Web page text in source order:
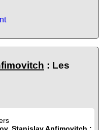
: Les
Stanislav Anfimovitch :